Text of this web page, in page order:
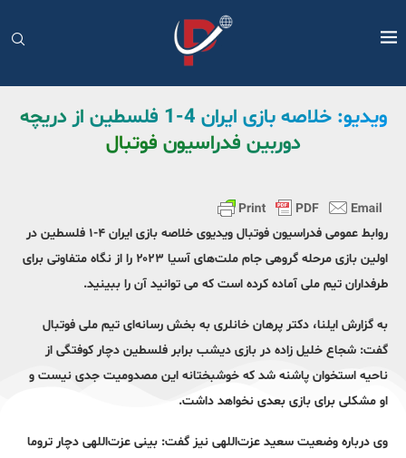
ویدیو: خلاصه بازی ایران 4-1 فلسطین از دریچه
دوربین فدراسیون فوتبال
روابط عمومی فدراسیون فوتبال ویدیوی خلاصه بازی ایران ۴-۱ فلسطین در
اولین بازی مرحله گروهی جام ملت‌های آسیا ۲۰۲۳ را از نگاه متفاوتی برای
طرفداران تیم ملی آماده ‌کرده است که می توانید آن را ببینید.
به گزارش ایلنا، دکتر پرهان خانلری به بخش رسانه‌ای تیم ملی فوتبال
گفت: شجاع خلیل زاده در بازی دیشب برابر فلسطین دچار کوفتگی از
ناحیه استخوان پاشنه شد که خوشبختانه این مصدومیت جدی نیست و
او مشکلی برای بازی بعدی نخواهد داشت.
وی درباره وضعیت سعید عزت‌اللهی نیز گفت: بینی عزت‌اللهی دچار تروما